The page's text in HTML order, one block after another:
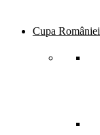
Cupa României